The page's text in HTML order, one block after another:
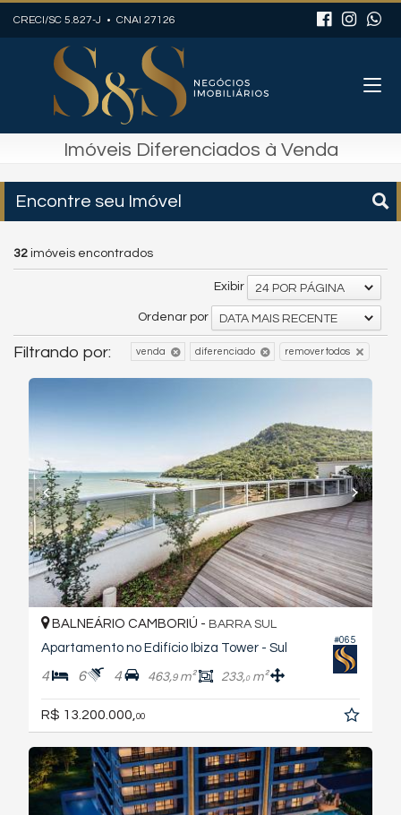
CRECI/SC 5.827-J • CNAI 27126
Imóveis Diferenciados à Venda
Encontre seu Imóvel
32 imóveis encontrados
Exibir 24 POR PÁGINA
Ordenar por DATA MAIS RECENTE
Filtrando por: venda diferenciado remover todos
#065
BALNEÁRIO CAMBORIÚ - BARRA SUL
Apartamento no Edifício Ibiza Tower - Sul
4 6 4 463,9m² 233,0m²
R$ 13.200.000, 00